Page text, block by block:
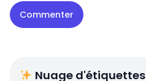
Nuage d'étiquettes